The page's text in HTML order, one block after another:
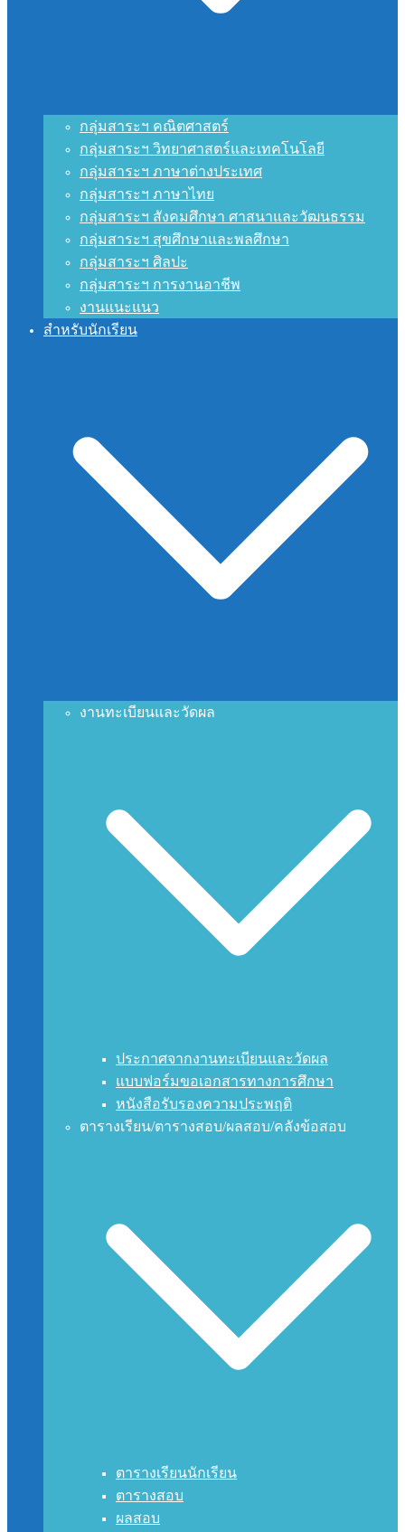
กลุ่มสาระฯ คณิตศาสตร์
กลุ่มสาระฯ วิทยาศาสตร์และเทคโนโลยี
กลุ่มสาระฯ ภาษาต่างประเทศ
กลุ่มสาระฯ ภาษาไทย
กลุ่มสาระฯ สังคมศึกษา ศาสนาและวัฒนธรรม
กลุ่มสาระฯ สุขศึกษาและพลศึกษา
กลุ่มสาระฯ ศิลปะ
กลุ่มสาระฯ การงานอาชีพ
งานแนะแนว
สำหรับนักเรียน
งานทะเบียนและวัดผล
ประกาศจากงานทะเบียนและวัดผล
แบบฟอร์มขอเอกสารทางการศึกษา
หนังสือรับรองความประพฤติ
ตารางเรียน/ตารางสอบ/ผลสอบ/คลังข้อสอบ
ตารางเรียนนักเรียน
ตารางสอบ
ผลสอบ